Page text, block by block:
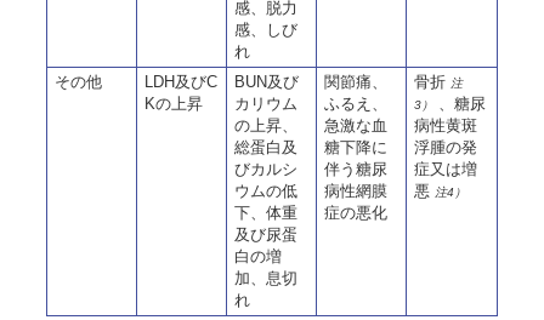
感、脱力
感、しび
れ
その他
LDH及びC
Kの上昇
BUN及び
カリウム
の上昇、
総蛋白及
びカルシ
ウムの低
下、体重
及び尿蛋
白の増
加、息切
れ
関節痛、
ふるえ、
急激な血
糖下降に
伴う糖尿
病性網膜
症の悪化
骨折 注
3）
、糖尿
病性黄斑
浮腫の発
症又は増
悪 注4）